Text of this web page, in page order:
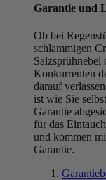
Garantie und
Ob bei
schlammigen
Salzsprühnebel
Konkurrenten
darauf
ist wie Sie
Garantie
für das
und kommen
Garantie.